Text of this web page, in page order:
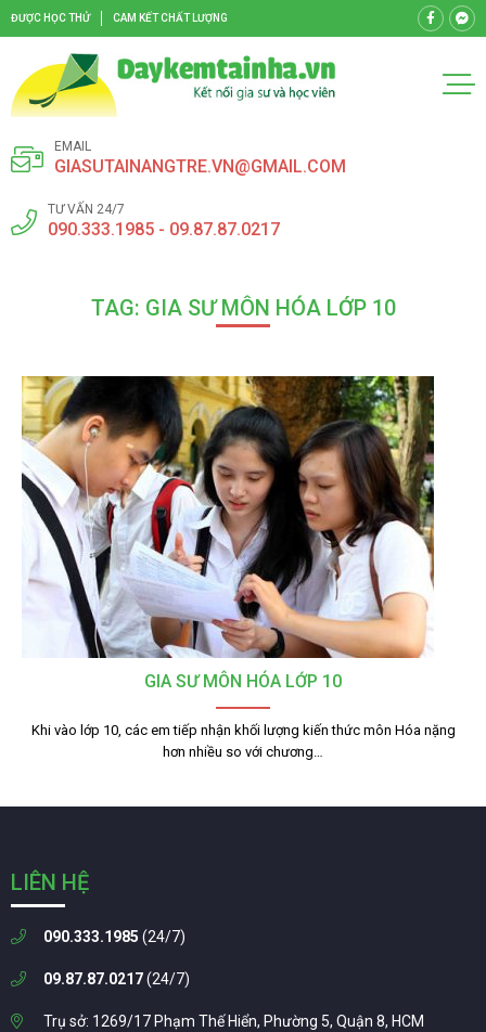
ĐƯỢC HỌC THỬ CAM KẾT CHẤT LƯỢNG
EMAIL
GIASUTAINANGTRE.VN@GMAIL.COM
TƯ VẤN 24/7
090.333.1985 - 09.87.87.0217
TAG: GIA SƯ MÔN HÓA LỚP 10
GIA SƯ MÔN HÓA LỚP 10
Khi vào lớp 10, các em tiếp nhận khối lượng kiến thức môn Hóa nặng
hơn nhiều so với chương…
LIÊN HỆ
090.333.1985 (24/7)
09.87.87.0217(24/7)
Trụ sở: 1269/17 Phạm Thế Hiển, Phường 5, Quận 8, HCM